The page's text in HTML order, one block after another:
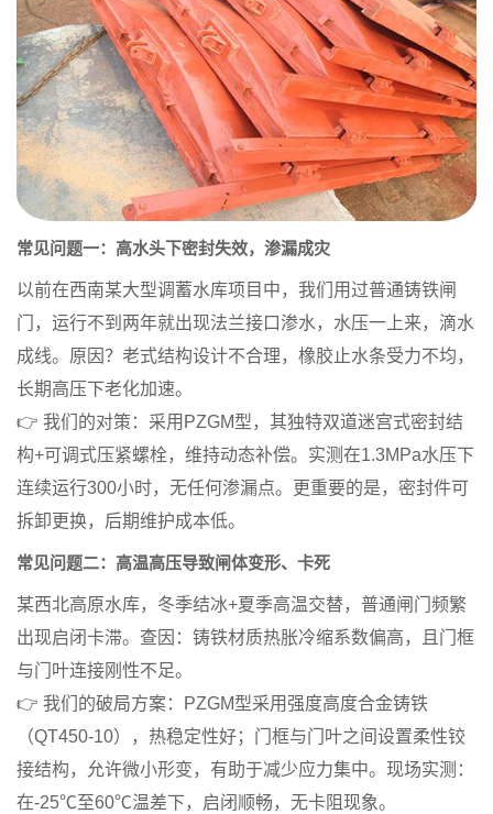
常见问题一：高水头下密封失效，渗漏成灾
以前在西南某大型调蓄水库项目中，我们用过普通铸铁闸
门，运行不到两年就出现法兰接口渗水，水压一上来，滴水
成线。原因？老式结构设计不合理，橡胶止水条受力不均，
长期高压下老化加速。
👉 我们的对策 ：采用 PZGM型 ，其独特双道迷宫式密封结
构+可调式压紧螺栓，维持动态补偿。实测在1.3MPa水压下
连续运行300小时，无任何渗漏点。更重要的是， 密封件可
拆卸更换，后期维护成本低。
常见问题二：高温高压导致闸体变形、卡死
某西北高原水库，冬季结冰+夏季高温交替，普通闸门频繁
出现启闭卡滞。查因：铸铁材质热胀冷缩系数偏高，且门框
与门叶连接刚性不足。
👉 我们的破局方案：PZGM型采用强度高度合金铸铁
（QT450-10）
，热稳定性好；门框与门叶之间设置柔性铰
接结构，允许微小形变，有助于减少应力集中。现场实测：
在-25℃至60℃温差下，启闭顺畅，无卡阻现象。